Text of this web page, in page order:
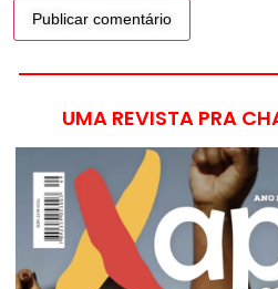
UMA REVISTA PRA